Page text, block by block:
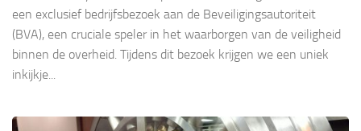
een exclusief bedrijfsbezoek aan de Beveiligingsautoriteit
(BVA), een cruciale speler in het waarborgen van de veiligheid
binnen de overheid. Tijdens dit bezoek krijgen we een uniek
inkijkje...